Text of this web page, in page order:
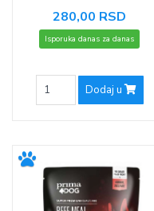
280,00 RSD
Isporuka danas za danas
Dodaj u